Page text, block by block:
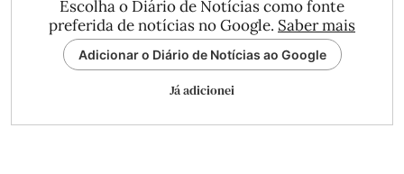
Escolha o Diário de Notícias como fonte
preferida de notícias no Google. Saber mais
Adicionar o Diário de Notícias ao Google
Já adicionei